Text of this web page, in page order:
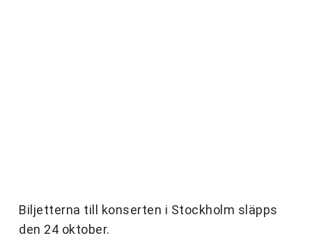
Biljetterna till konserten i Stockholm släpps
den 24 oktober.